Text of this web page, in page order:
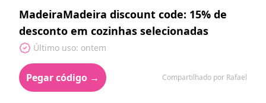
MadeiraMadeira discount code: 15% de
desconto em cozinhas selecionadas
Último uso: ontem
Pegar código → Compartilhado por Rafael